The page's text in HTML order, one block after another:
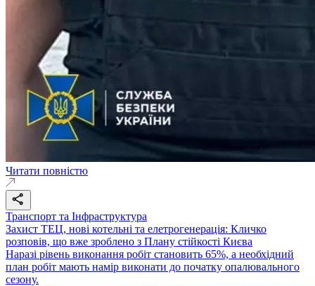
Читати повністю
Транспорт та Інфраструктура
Захист ТЕЦ, нові котельні та елетрогенерація: Кличко
розповів, що вже зроблено з Плану стійкості Києва
Наразі рівень виконання робіт становить 65%, а необхідний
план робіт мають намір виконати до початку опалювального
сезону.